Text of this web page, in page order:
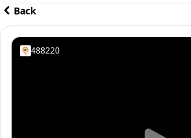
Back
488220